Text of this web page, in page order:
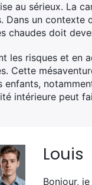
au sérieux. La
Dans un contexte
chaudes doit
les risques et en
Cette
enfants,
intérieure peut
Louis
Bonjour,